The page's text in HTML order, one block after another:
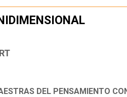
DEL PENSAMIENTO